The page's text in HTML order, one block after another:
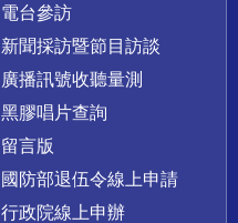
電台參訪
新聞採訪暨節目訪談
廣播訊號收聽量測
黑膠唱片查詢
留言版
國防部退伍令線上申請
行政院線上申辦